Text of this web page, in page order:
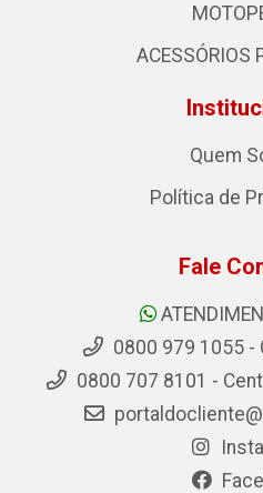
ACESSÓRIOS
Quem
Política de
Fale
0800 979 1055 -
0800 707 8101 -